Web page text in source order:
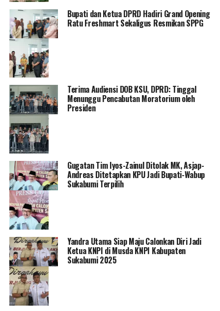
Bupati dan Ketua DPRD Hadiri Grand Opening
Ratu Freshmart Sekaligus Resmikan SPPG
Terima Audiensi DOB KSU, DPRD: Tinggal
Menunggu Pencabutan Moratorium oleh
Presiden
Gugatan Tim Iyos-Zainul Ditolak MK, Asjap-
Andreas Ditetapkan KPU Jadi Bupati-Wabup
Sukabumi Terpilih
Yandra Utama Siap Maju Calonkan Diri Jadi
Ketua KNPI di Musda KNPI Kabupaten
Sukabumi 2025